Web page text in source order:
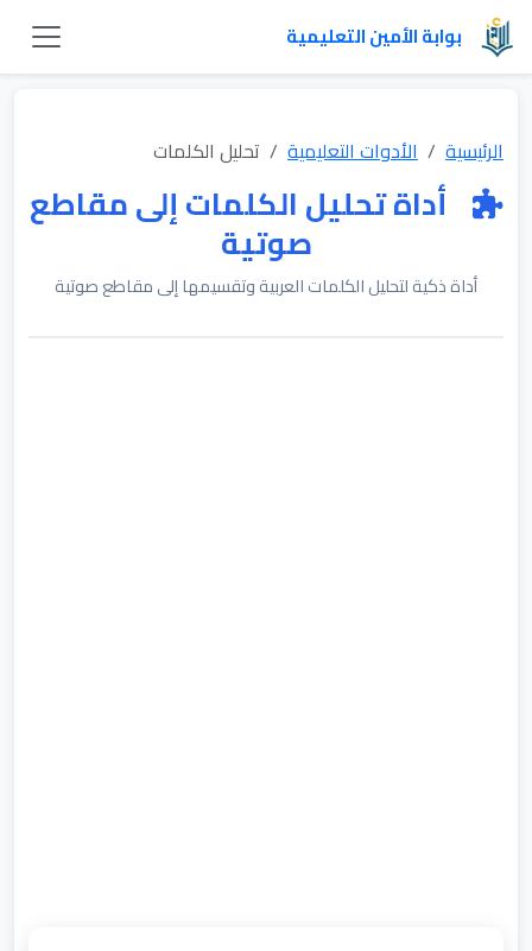
بوابة الأمين التعليمية
الرئيسية الأدوات التعليمية تحليل الكلمات
أداة تحليل الكلمات إلى مقاطع
صوتية
أداة ذكية لتحليل الكلمات العربية وتقسيمها إلى مقاطع صوتية